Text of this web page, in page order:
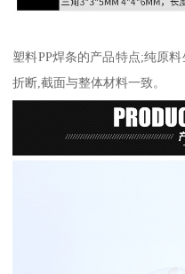
塑料PP焊条的产品特点;纯原
折断,截面与整体材料一致。